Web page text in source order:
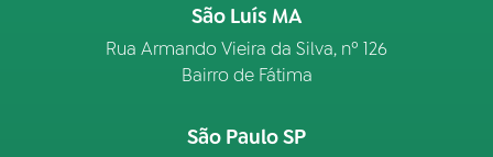
São Luís MA
Rua Armando Vieira da Silva, nº 126
Bairro de Fátima
São Paulo SP